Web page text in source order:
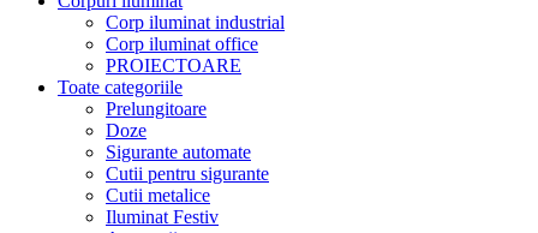
Corp iluminat industrial
Corp iluminat office
PROIECTOARE
Toate categoriile
Prelungitoare
Doze
Sigurante automate
Cutii pentru sigurante
Cutii metalice
Iluminat Festiv